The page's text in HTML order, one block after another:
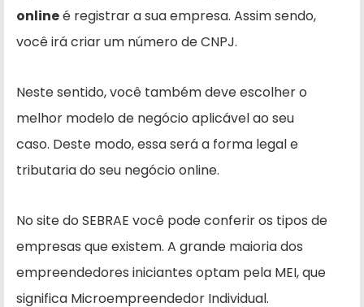
onlineé registrar a sua empresa. Assim sendo,
você irá criar um número de CNPJ.
Neste sentido, você também deve escolher o
melhor modelo de negócio aplicável ao seu
caso. Deste modo, essa será a forma legal e
tributaria do seu negócio online.
No site do SEBRAE você pode conferir os tipos de
empresas que existem. A grande maioria dos
empreendedores iniciantes optam pela MEI, que
significa Microempreendedor Individual.